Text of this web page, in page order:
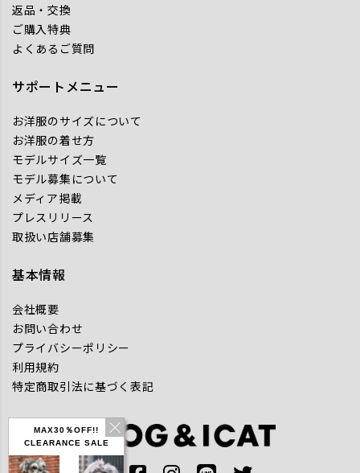
MAX30％OFF!!
CLEARANCE SALE
返品・交換
ご購入特典
よくあるご質問
サポートメニュー
お洋服のサイズについて
お洋服の着せ方
モデルサイズ一覧
モデル募集について
メディア掲載
プレスリリース
取扱い店舗募集
基本情報
会社概要
お問い合わせ
プライバシーポリシー
利用規約
特定商取引法に基づく表記